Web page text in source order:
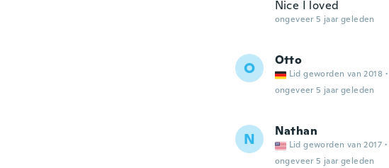
Nice I loved
ongeveer 5 jaar geleden
O Otto
Lid geworden van 2018 ·
ongeveer 5 jaar geleden
N Nathan
Lid geworden van 2017 ·
ongeveer 5 jaar geleden